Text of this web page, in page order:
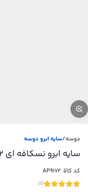
دوسه/سایه ابرو دوسه
سایه ابرو نسکافه ای S4-2 دوسه
کد کالا: AP9172
(
1
)